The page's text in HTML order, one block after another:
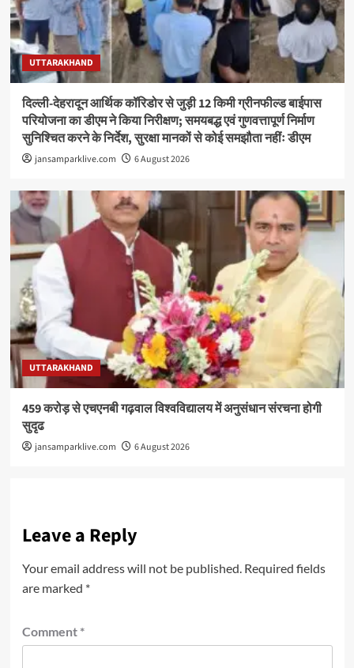
UTTARAKHAND
दिल्ली-देहरादून आर्थिक कॉरिडोर से जुड़ी 12 किमी ग्रीनफील्ड बाईपास
परियोजना का डीएम ने किया निरीक्षण; समयबद्ध एवं गुणवत्तापूर्ण निर्माण
सुनिश्चित करने के निर्देश, सुरक्षा मानकों से कोई समझौता नहींः डीएम
jansamparklive.com 6 August 2026
UTTARAKHAND
459 करोड़ से एचएनबी गढ़वाल विश्वविद्यालय में अनुसंधान संरचना होगी
सुदृढ
jansamparklive.com 6 August 2026
Leave a Reply
Your email address will not be published. Required fields
are marked *
Comment *